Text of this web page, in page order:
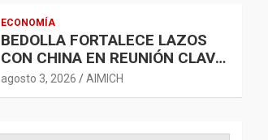
ECONOMÍA
BEDOLLA FORTALECE LAZOS
CON CHINA EN REUNIÓN CLAVE
CON EL EMBAJADOR CHEN
DAOJIANG
agosto 3, 2026 AIMICH